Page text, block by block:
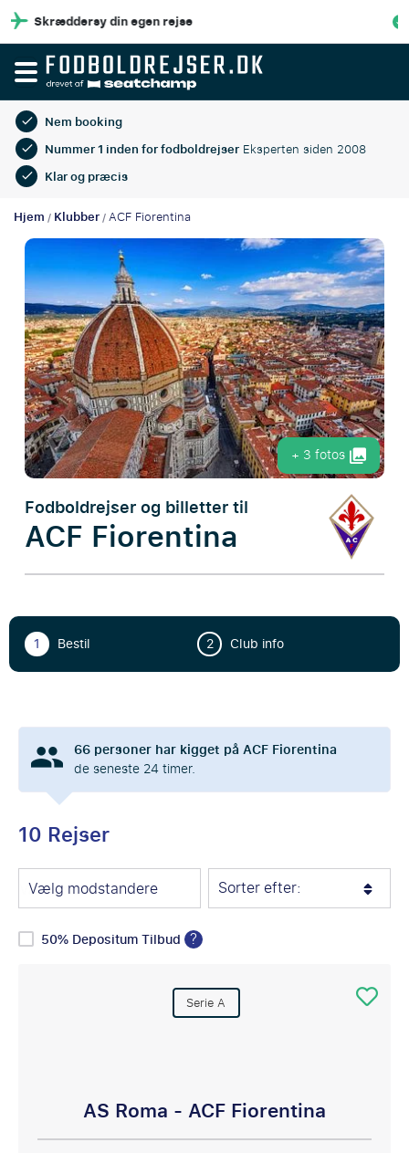
100% Økonomisk beskyttelse
Nem booking
Nummer 1 inden for fodboldrejserEksperten siden 2008
Klar og præcis
Hjem/Klubber/ACF Fiorentina
+ 3 fotos
Fodboldrejser og billetter til
ACF Fiorentina
1 Bestil 2 Club info
66personer har kigget på ACF Fiorentina
de seneste 24 timer.
10 Rejser
Vælg modstandere Sorter efter:
50% Depositum Tilbud ?
Serie A
AS Roma - ACF Fiorentina